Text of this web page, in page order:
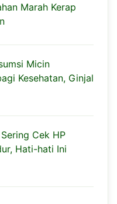
Marah Kerap
Micin
Kesehatan, Ginjal
Cek HP
Hati-hati Ini